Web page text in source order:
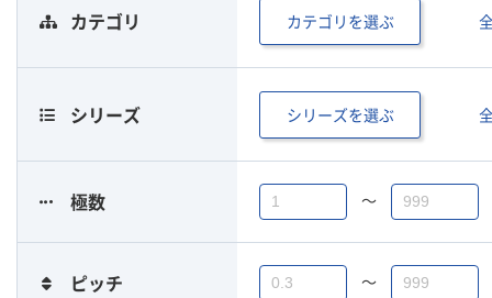
カテゴリ カテゴリを選ぶ
シリーズ シリーズを選ぶ
極数 〜
ピッチ 〜